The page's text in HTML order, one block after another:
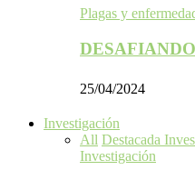
Plagas y
25/04/2024
Investigación
All Destacada
Investigación